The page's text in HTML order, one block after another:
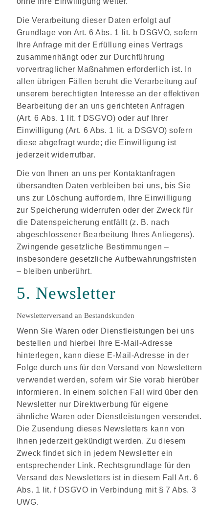
Die Verarbeitung dieser Daten erfolgt auf
Grundlage von Art. 6 Abs. 1 lit. b DSGVO, sofern
Ihre Anfrage mit der Erfüllung eines Vertrags
zusammenhängt oder zur Durchführung
vorvertraglicher Maßnahmen erforderlich ist. In
allen übrigen Fällen beruht die Verarbeitung auf
unserem berechtigten Interesse an der effektiven
Bearbeitung der an uns gerichteten Anfragen
(Art. 6 Abs. 1 lit. f DSGVO) oder auf Ihrer
Einwilligung (Art. 6 Abs. 1 lit. a DSGVO) sofern
diese abgefragt wurde; die Einwilligung ist
jederzeit widerrufbar.
Die von Ihnen an uns per Kontaktanfragen
übersandten Daten verbleiben bei uns, bis Sie
uns zur Löschung auffordern, Ihre Einwilligung
zur Speicherung widerrufen oder der Zweck für
die Datenspeicherung entfällt (z. B. nach
abgeschlossener Bearbeitung Ihres Anliegens).
Zwingende gesetzliche Bestimmungen –
insbesondere gesetzliche Aufbewahrungsfristen
– bleiben unberührt.
5. Newsletter
Newsletterversand an Bestandskunden
Wenn Sie Waren oder Dienstleistungen bei uns
bestellen und hierbei Ihre E-Mail-Adresse
hinterlegen, kann diese E-Mail-Adresse in der
Folge durch uns für den Versand von Newslettern
verwendet werden, sofern wir Sie vorab hierüber
informieren. In einem solchen Fall wird über den
Newsletter nur Direktwerbung für eigene
ähnliche Waren oder Dienstleistungen versendet.
Die Zusendung dieses Newsletters kann von
Ihnen jederzeit gekündigt werden. Zu diesem
Zweck findet sich in jedem Newsletter ein
entsprechender Link. Rechtsgrundlage für den
Versand des Newsletters ist in diesem Fall Art. 6
Abs. 1 lit. f DSGVO in Verbindung mit § 7 Abs. 3
UWG.